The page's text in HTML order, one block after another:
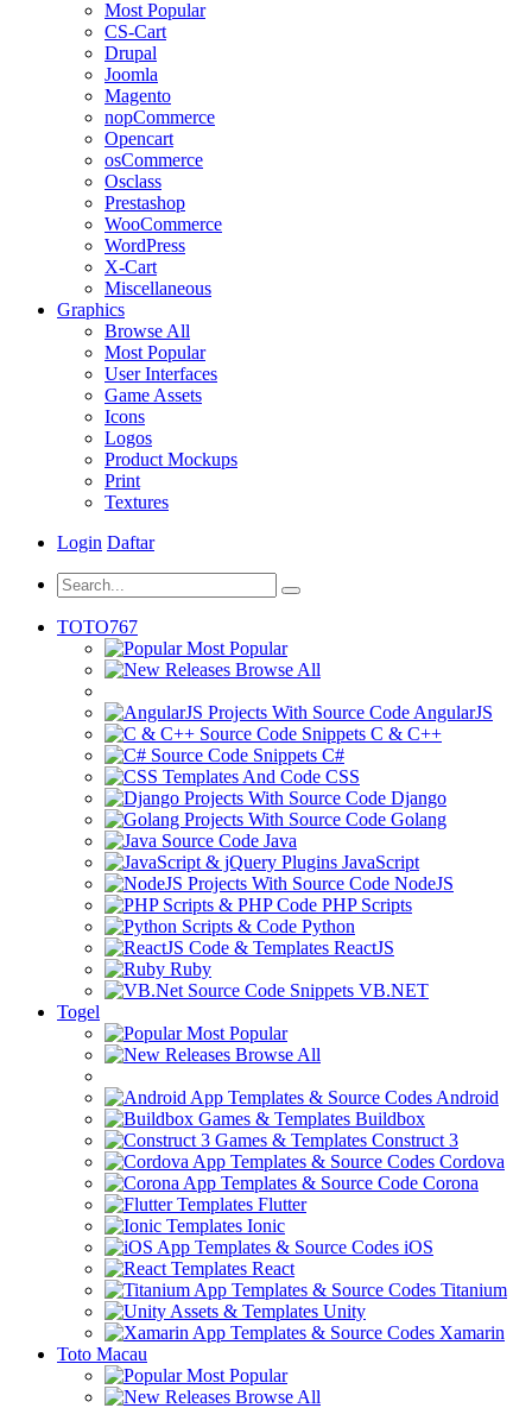
Most Popular
CS-Cart
Drupal
Joomla
Magento
nopCommerce
Opencart
osCommerce
Osclass
Prestashop
WooCommerce
WordPress
X-Cart
Miscellaneous
Graphics
Browse All
Most Popular
User Interfaces
Game Assets
Icons
Logos
Product Mockups
Print
Textures
Login Daftar
TOTO767
Most Popular
Browse All
AngularJS
C & C++
C#
CSS
Django
Golang
Java
JavaScript
NodeJS
PHP Scripts
Python
ReactJS
Ruby
VB.NET
Togel
Most Popular
Browse All
Android
Buildbox
Construct 3
Cordova
Corona
Flutter
Ionic
iOS
React
Titanium
Unity
Xamarin
Toto Macau
Most Popular
Browse All